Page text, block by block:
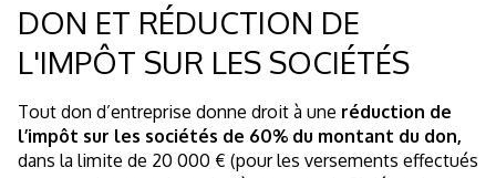
DON ET RÉDUCTION DE
L'IMPÔT SUR LES SOCIÉTÉS
Tout don d’entreprise donne droit à une réduction de
l’impôt sur les sociétés de 60% du montant du don,
dans la limite de 20 000 € (pour les versements effectués